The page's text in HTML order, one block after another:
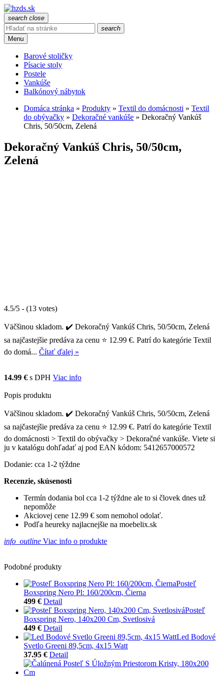
search close
search
Menu
Barové stoličky
Písacie stoly
Postele
Vankúše
Balkónový nábytok
Domáca stránka » Produkty » Textil do domácnosti » Textil
do obývačky » Dekoračné vankúše » Dekoračný Vankúš
Chris, 50/50cm, Zelená
Dekoračný Vankúš Chris, 50/50cm,
Zelená
4.5/5 - (13 votes)
Väčšinou skladom. ✔️ Dekoračný Vankúš Chris, 50/50cm, Zelená
sa najčastejšie predáva za cenu ⭐ 12.99 €. Patrí do kategórie Textil
do domá... Čítať ďalej »
14.99 € s DPH Viac info
Popis produktu
Väčšinou skladom. ✔️ Dekoračný Vankúš Chris, 50/50cm, Zelená
sa najčastejšie predáva za cenu ⭐ 12.99 €. Patrí do kategórie Textil
do domácnosti > Textil do obývačky > Dekoračné vankúše. Viete si
ju v katalógu dohľadať aj pod EAN kódom: 5412657000572
Dodanie: cca 1-2 týždne
Recenzie, skúsenosti
Termín dodania bol cca 1-2 týždne ale to si človek dnes už
nepomôže
Akciovej cene 12.99 € som nemohol odolať.
Podľa heureky najlacnejšie na moebelix.sk
info_outline Viac info o produkte
Podobné produkty
Posteľ
Boxspring Nero Pl: 160/200cm, Čierna
499 € Detail
Posteľ
Boxspring Nero, 140x200 Cm, Svetlosivá
449 € Detail
Led Bodové
Svetlo Greeni 89,5cm, 4x15 Watt
37.95 € Detail